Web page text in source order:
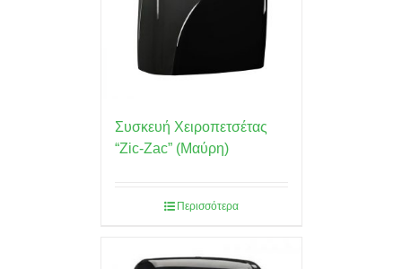
Συσκευή Χειροπετσέτας
“Zic-Zac” (Μαύρη)
Περισσότερα